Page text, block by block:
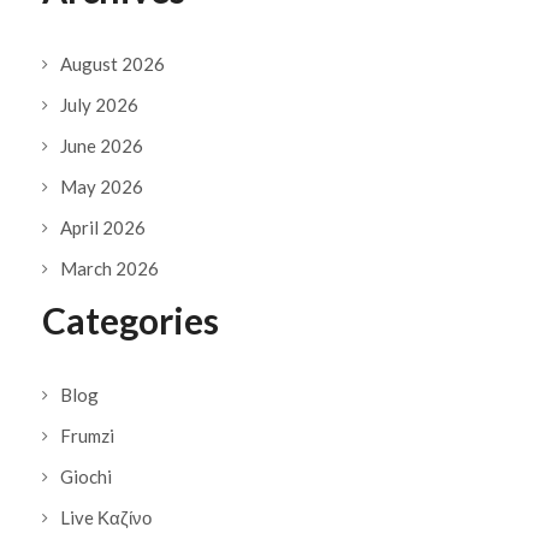
August 2026
July 2026
June 2026
May 2026
April 2026
March 2026
Categories
Blog
Frumzi
Giochi
Live Καζίνο